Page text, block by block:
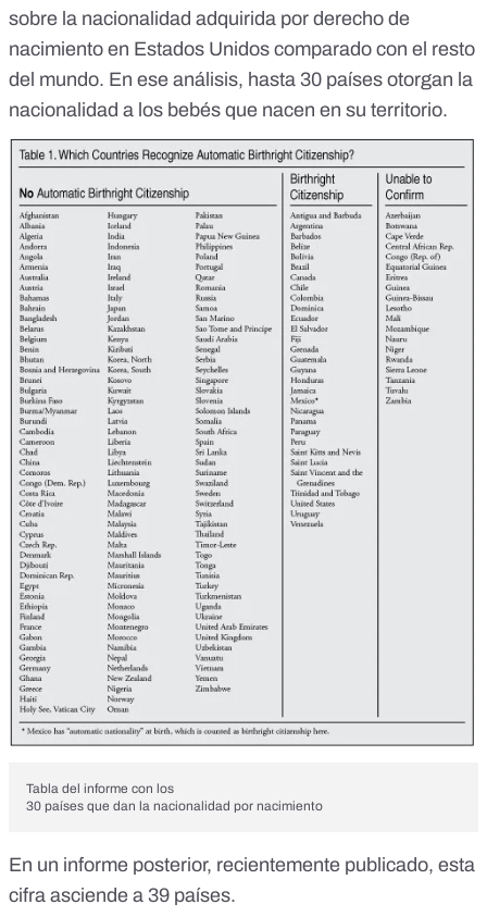
sobre la nacionalidad adquirida por derecho de
nacimiento en Estados Unidos comparado con el resto
del mundo. En ese análisis, hasta 30 países otorgan la
nacionalidad a los bebés que nacen en su territorio.
Tabla del informe con los
30 países que dan la nacionalidad por nacimiento
En un informe posterior, recientemente publicado, esta
cifra asciende a 39 países.